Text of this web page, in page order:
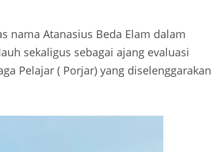
nama Atanasius Beda Elam dalam
sekaligus sebagai ajang evaluasi
Pelajar ( Porjar) yang diselenggarakan